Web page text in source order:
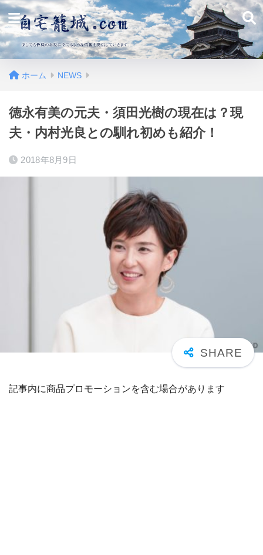
ホーム NEWS
徳永有美の元夫・須田光樹の現在は？現
夫・内村光良との馴れ初めも紹介！
2018年8月9日
記事内に商品プロモーションを含む場合があります